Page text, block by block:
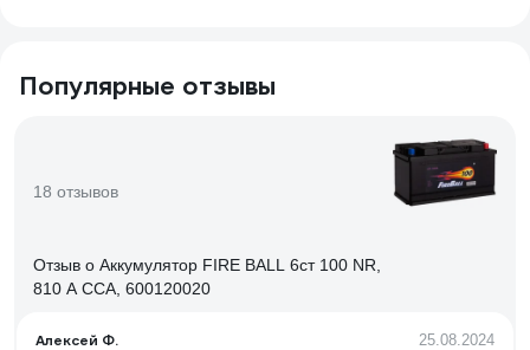
Популярные отзывы
18 отзывов
Отзыв о Аккумулятор FIRE BALL 6ст 100 NR,
810 А CCA, 600120020
Алексей Ф. 25.08.2024